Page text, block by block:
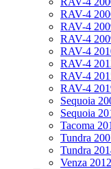
RAV-4
RAV-4
RAV-4
RAV-4
RAV-4
RAV-4
RAV-4
Sequoia
Sequoia
Tacoma
Tundra
Tundra
Venza